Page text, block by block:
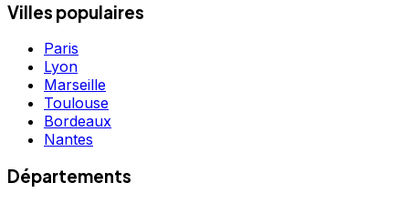
Villes populaires
Paris
Lyon
Marseille
Toulouse
Bordeaux
Nantes
Départements